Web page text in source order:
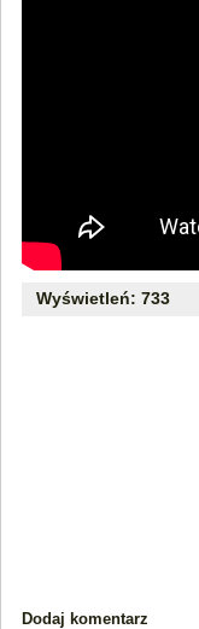
Wyświetleń: 733
Dodaj komentarz